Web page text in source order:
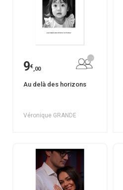
9€,00
Au delà des horizons
Véronique GRANDE